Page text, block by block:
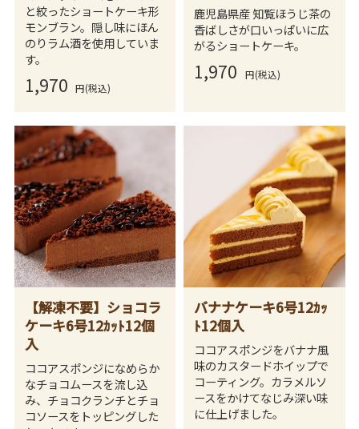
と絞ったショートケーキ形
モンブラン。隠し味にほん
のりラム酒を使用していま
す。
1,970 円(税込)
鹿児島県産 知覧ほうじ茶の
香ばしさが口いっぱいに広
がるショートケーキ。
1,970 円(税込)
【解凍不要】ショコラ
ケーキ6号12ｶｯﾄ12個
入
ココアスポンジになめらか
なチョコムースを流し込
み、チョコクランチとチョ
コソースをトッピングした
バナナケーキ6号12ｶｯ
ﾄ12個入
ココアスポンジをバナナ風
味のカスタードホイップで
コーティング。カラメルソ
ースをかけてなじみ深い味
に仕上げました。